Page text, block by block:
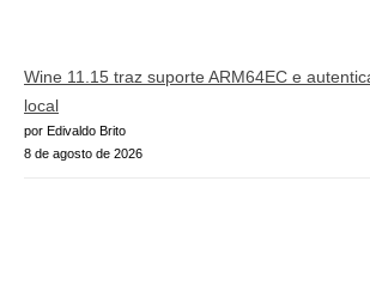
Wine 11.15 traz suporte ARM64EC e
local
por Edivaldo Brito
8 de agosto de 2026